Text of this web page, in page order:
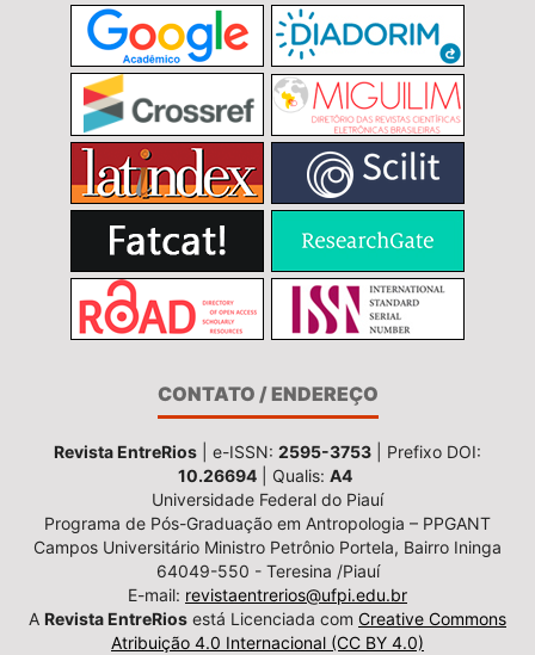
CONTATO / ENDEREÇO
Revista EntreRios | e-ISSN: 2595-3753 | Prefixo DOI:
10.26694 | Qualis: A4
Universidade Federal do Piauí
Programa de Pós-Graduação em Antropologia – PPGANT
Campos Universitário Ministro Petrônio Portela, Bairro Ininga
64049-550 - Teresina /Piauí
E-mail: revistaentrerios@ufpi.edu.br
A Revista EntreRios está Licenciada com Creative Commons
Atribuição 4.0 Internacional (CC BY 4.0)